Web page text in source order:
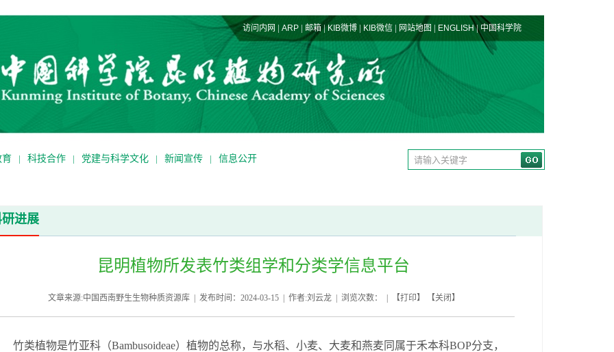
访问内网 | ARP | 邮箱|KIB微博 | KIB微信 | 网站地图 | ENGLISH| 中国科学院
育 | 科技合作 | 党建与科学文化 | 新闻宣传 | 信息公开
进展
昆明植物所发表竹类组学和分类学信息平台
文章来源:中国西南野生生物种质资源库 | 发布时间：2024-03-15 | 作者:刘云龙 | 浏览次数： | 【打印】 【关闭 】
竹类植物是竹亚科（Bambusoideae）植物的总称， 与水稻、小麦、大麦和燕麦同属于禾本科BOP分支，